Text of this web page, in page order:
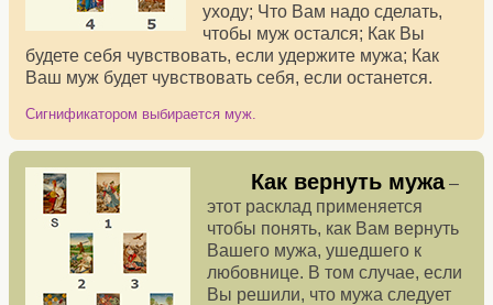
уходу; Что Вам надо сделать,
чтобы муж остался; Как Вы
будете себя чувствовать, если удержите мужа; Как
Ваш муж будет чувствовать себя, если останется.
Сигнификатором выбирается муж.
Как вернуть мужа–
этот расклад применяется
чтобы понять, как Вам вернуть
Вашего мужа, ушедшего к
любовнице. В том случае, если
Вы решили, что мужа следует